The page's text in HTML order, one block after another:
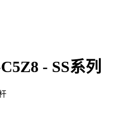
- SS系列